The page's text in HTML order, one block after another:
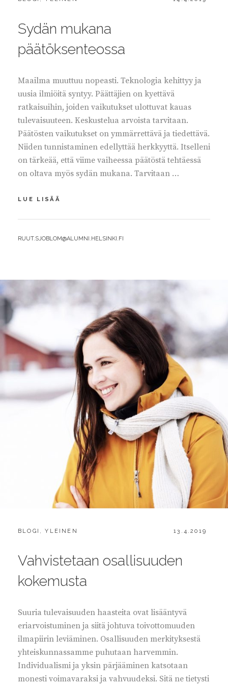
Sydän mukana
päätöksenteossa
Maailma muuttuu nopeasti. Teknologia kehittyy ja
uusia ilmiöitä syntyy. Päättäjien on kyettävä
ratkaisuihin, joiden vaikutukset ulottuvat kauas
tulevaisuuteen. Keskustelua arvoista tarvitaan.
Päätösten vaikutukset on ymmärrettävä ja tiedettävä.
Niiden tunnistaminen edellyttää herkkyyttä. Itselleni
on tärkeää, että viime vaiheessa päätöstä tehtäessä
on oltava myös sydän mukana. Tarvitaan …
LUE LISÄÄ
PÄÄTÖKSENTEOSSA
BY
RUUT.SJOBLOM@ALUMNI.HELSINKI.FI
CATEGORIES:
BLOGI ,YLEINEN
POSTED
13.4.2019
Vahvistetaan osallisuuden
kokemusta
Suuria tulevaisuuden haasteita ovat lisääntyvä
eriarvoistuminen ja siitä johtuva toivottomuuden
ilmapiirin leviäminen. Osallisuuden merkityksestä
yhteiskunnassamme puhutaan harvemmin.
Individualismi ja yksin pärjääminen katsotaan
monesti voimavaraksi ja vahvuudeksi. Sitä ne tietysti